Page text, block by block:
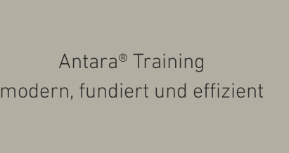
Antara® Training
modern, fundiert und effizient